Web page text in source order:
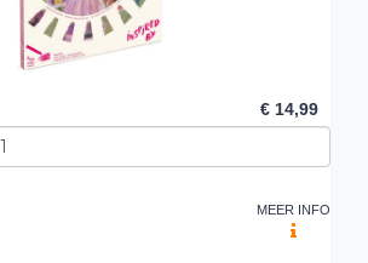
€ 14,99
MEER INFO